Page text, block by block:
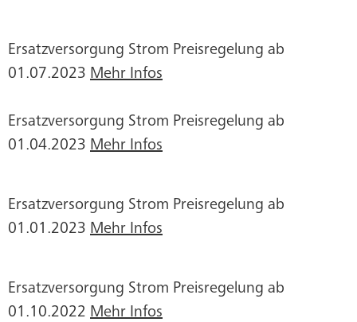
Ersatzversorgung Strom Preisregelung ab
01.07.2023 Mehr Infos
Ersatzversorgung Strom Preisregelung ab
01.04.2023 Mehr Infos
Ersatzversorgung Strom Preisregelung ab
01.01.2023 Mehr Infos
Ersatzversorgung Strom Preisregelung ab
01.10.2022 Mehr Infos